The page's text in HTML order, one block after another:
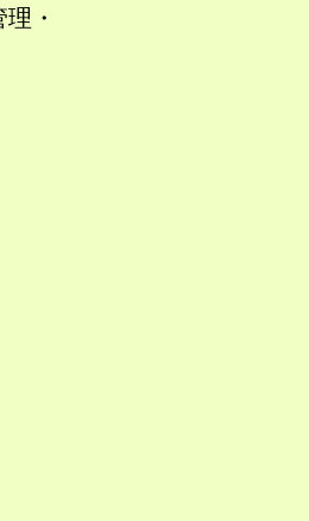
・